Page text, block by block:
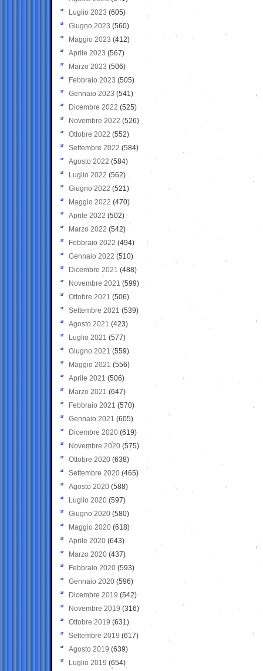
Luglio 2023 (605)
Giugno 2023 (560)
Maggio 2023 (412)
Aprile 2023 (567)
Marzo 2023 (506)
Febbraio 2023 (505)
Gennaio 2023 (541)
Dicembre 2022 (525)
Novembre 2022 (526)
Ottobre 2022 (552)
Settembre 2022 (584)
Agosto 2022 (584)
Luglio 2022 (562)
Giugno 2022 (521)
Maggio 2022 (470)
Aprile 2022 (502)
Marzo 2022 (542)
Febbraio 2022 (494)
Gennaio 2022 (510)
Dicembre 2021 (488)
Novembre 2021 (599)
Ottobre 2021 (506)
Settembre 2021 (539)
Agosto 2021 (423)
Luglio 2021 (577)
Giugno 2021(559)
Maggio 2021 (556)
Aprile 2021 (506)
Marzo 2021 (647)
Febbraio 2021 (570)
Gennaio 2021 (605)
Dicembre 2020 (619)
Novembre 2020 (575)
Ottobre 2020 (638)
Settembre 2020(465)
Agosto 2020 (588)
Luglio 2020 (597)
Giugno 2020 (580)
Maggio 2020 (618)
Aprile 2020 (643)
Marzo 2020 (437)
Febbraio 2020 (593)
Gennaio 2020 (596)
Dicembre 2019 (542)
Novembre 2019 (316)
Ottobre 2019 (631)
Settembre 2019 (617)
Agosto 2019 (639)
Luglio 2019 (654)